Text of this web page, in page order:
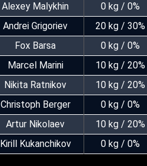
Alexey Malykhin 0 kg / 0%
Andrei Grigoriev 20 kg / 30%
Fox Barsa 0 kg / 0%
Marcel Marini 10 kg / 20%
Nikita Ratnikov 10 kg / 20%
Christoph Berger 0 kg / 0%
Artur Nikolaev 10 kg / 20%
Kirill Kukanchikov 0 kg / 0%